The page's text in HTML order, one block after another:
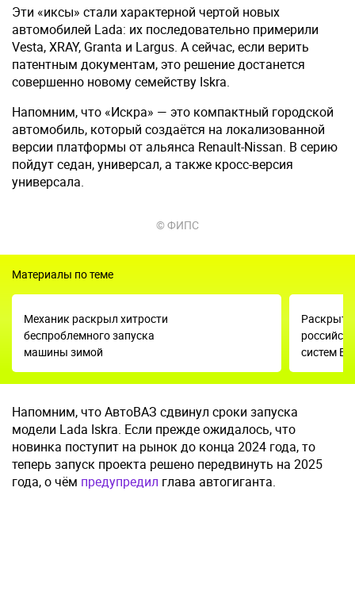
Эти «иксы» стали характерной чертой новых
автомобилей Lada: их последовательно примерили
Vesta, XRAY, Granta и Largus. А сейчас, если верить
патентным документам, это решение достанется
совершенно новому семейству Iskra.
Напомним, что «Искра» — это компактный городской
автомобиль, который создаётся на локализованной
версии платформы от альянса Renault-Nissan. В серию
пойдут седан, универсал, а также кросс-версия
универсала.
© ФИПС
Материалы по теме
Механик раскрыл хитрости
беспроблемного запуска
машины зимой
систем
Напомним, что АвтоВАЗ сдвинул сроки запуска
модели Lada Iskra. Если прежде ожидалось, что
новинка поступит на рынок до конца 2024 года, то
теперь запуск проекта решено передвинуть на 2025
года, о чём предупредил глава автогиганта.